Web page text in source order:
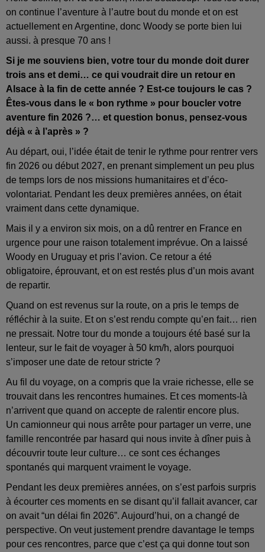
on continue l’aventure à l’autre bout du monde et on est
actuellement en Argentine, donc Woody se porte bien lui
aussi. à presque 70 ans !
Si je me souviens bien, votre tour du monde doit durer
trois ans et demi… ce qui voudrait dire un retour en
Alsace à la fin de cette année ? Est-ce toujours le cas ?
Êtes-vous dans le « bon rythme » pour boucler votre
aventure fin 2026 ?… et question bonus, pensez-vous
déjà « à l’après » ?
Au départ, oui, l’idée était de tenir le rythme pour rentrer vers
fin 2026 ou début 2027, en prenant simplement un peu plus
de temps lors de nos missions humanitaires et d’éco-
volontariat. Pendant les deux premières années, on était
vraiment dans cette dynamique.
Mais il y a environ six mois, on a dû rentrer en France en
urgence pour une raison totalement imprévue. On a laissé
Woody en Uruguay et pris l’avion. Ce retour a été
obligatoire, éprouvant, et on est restés plus d’un mois avant
de repartir.
Quand on est revenus sur la route, on a pris le temps de
réfléchir à la suite. Et on s’est rendu compte qu’en fait… rien
ne pressait. Notre tour du monde a toujours été basé sur la
lenteur, sur le fait de voyager à 50 km/h, alors pourquoi
s’imposer une date de retour stricte ?
Au fil du voyage, on a compris que la vraie richesse, elle se
trouvait dans les rencontres humaines. Et ces moments-là
n’arrivent que quand on accepte de ralentir encore plus.
Un camionneur qui nous arrête pour partager un verre, une
famille rencontrée par hasard qui nous invite à dîner puis à
découvrir toute leur culture… ce sont ces échanges
spontanés qui marquent vraiment le voyage.
Pendant les deux premières années, on s’est parfois surpris
à écourter ces moments en se disant qu’il fallait avancer, car
on avait “un délai fin 2026”. Aujourd’hui, on a changé de
perspective. On veut justement prendre davantage le temps
pour ces rencontres, parce que c’est ça qui donne tout son